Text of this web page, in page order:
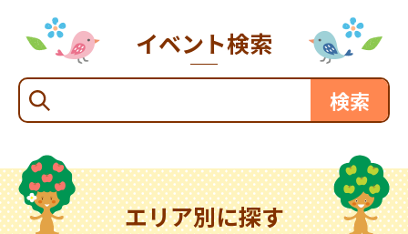
イベント検索
エリア別に探す